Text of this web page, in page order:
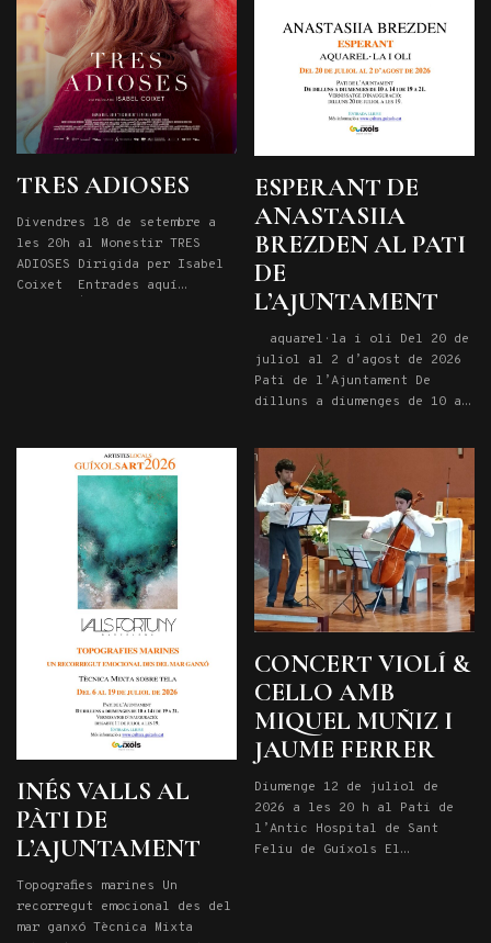
TRES ADIOSES
Divendres 18 de setembre a
les 20h al Monestir TRES
ADIOSES Dirigida per Isabel
Coixet Entrades aquí
reflecteix la quotidianitat
on la vida, la mort, l’humor
ESPERANT DE
ANASTASIIA
BREZDEN AL PATI
DE
L’AJUNTAMENT
aquarel·la i oli Del 20 de
juliol al 2 d’agost de 2026
Pati de l’Ajuntament De
dilluns a diumenges de 10 a
juliol a les 19. Entrada
lliure
INÉS VALLS AL
PÀTI DE
L’AJUNTAMENT
Topografies marines Un
recorregut emocional des del
mar ganxó Tècnica Mixta
CONCERT VIOLÍ &
CELLO AMB
MIQUEL MUÑIZ I
JAUME FERRER
Diumenge 12 de juliol de
2026 a les 20 h al Pati de
l’Antic Hospital de Sant
Feliu de Guíxols El